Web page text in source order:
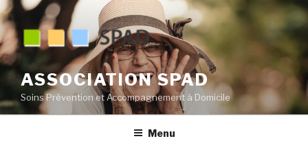
Aller
au
contenu
principal
ASSOCIATION SPAD
Soins Prévention et Accompagnement à Domicile
Menu